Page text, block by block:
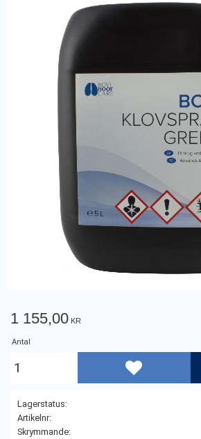
1 155,00 KR
Antal
Lägg till i
Lagerstatus
Artikelnr
Skrymmande